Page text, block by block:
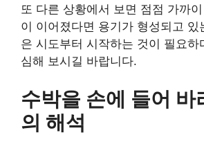
또 다른 상황에서 보면 점점 가까
이 이어졌다면 용기가 형성되고 있
은 시도부터 시작하는 것이 필요하
심해 보시길 바랍니다.
수박을 손에 들어 바
의 해석